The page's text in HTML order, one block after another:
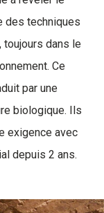
des techniques
toujours dans le
Ce
par une
biologique. Ils
exigence avec
depuis 2 ans.